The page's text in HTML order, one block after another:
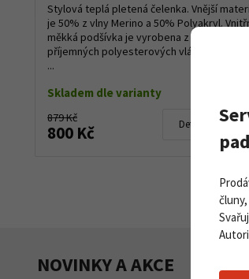
Stylová teplá pletená čelenka. Vnější
je 50% z vlny Merino a 50% Polyakryl.
měkká podšívka je vyrobena z velmi
příjemných polyesterových vláken. Čelenka
...
Skladem dle varianty
879 Kč
800 Kč Detail produktu
NOVINKY A AKCE